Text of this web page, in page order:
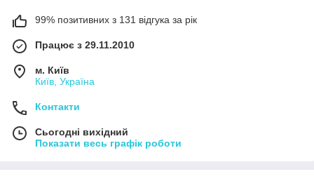
99% позитивних з 131 відгука за рік
Працює з 29.11.2010
м. Київ
Київ, Україна
Контакти
Сьогодні вихідний
Показати весь графік роботи